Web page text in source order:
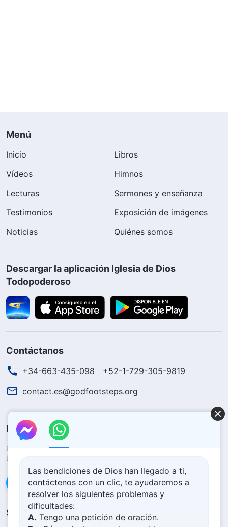
Menú
Inicio
Libros
Vídeos
Himnos
Lecturas
Sermones y enseñanza
Testimonios
Exposición de imágenes
Noticias
Quiénes somos
Descargar la aplicación Iglesia de Dios
Todopoderoso
Contáctanos
+34-663-435-098
+52-1-729-305-9819
contact.es@godfootsteps.org
El reino de Dios ha llegado
¡El reino de Dios ha llegado al mundo! ¿Deseas entrar al reino de
Dios?
Conéctate con nosotros en Messenger
Síguenos
Las bendiciones de Dios han llegado a ti,
contáctenos con un clic, te ayudaremos a
resolver los siguientes problemas y
dificultades:
A. Tengo una petición de oración.